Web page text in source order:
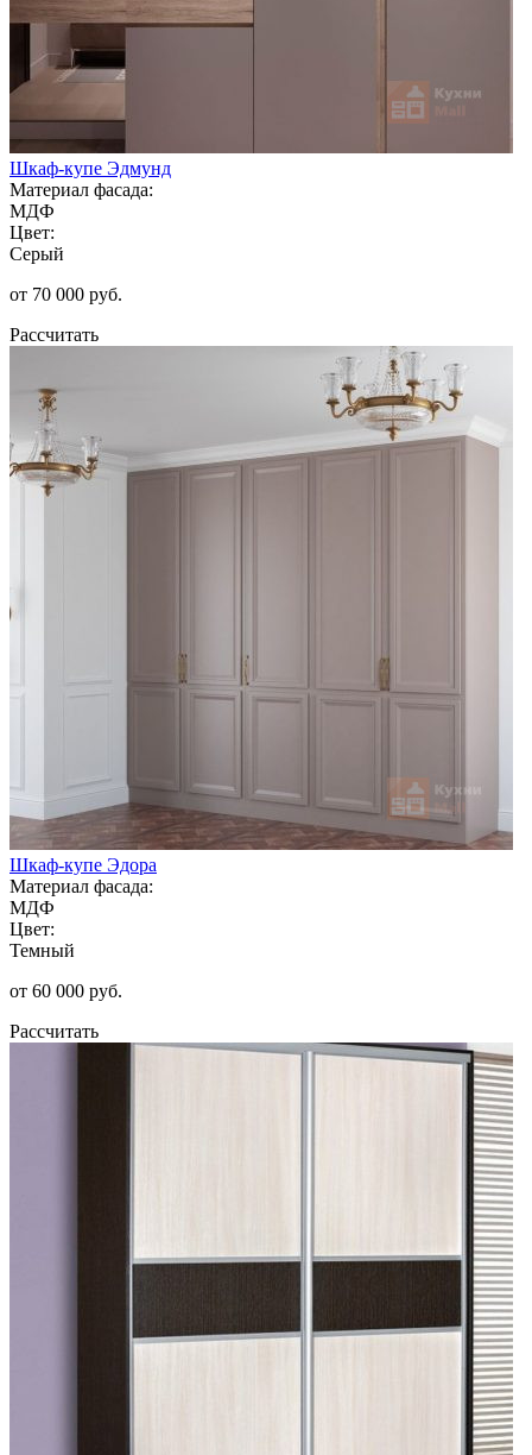
Шкаф-купе Эдмунд
Материал фасада:
МДФ
Цвет:
Серый
от 70 000 руб.
Рассчитать
Шкаф-купе Эдора
Материал фасада:
МДФ
Цвет:
Темный
от 60 000 руб.
Рассчитать